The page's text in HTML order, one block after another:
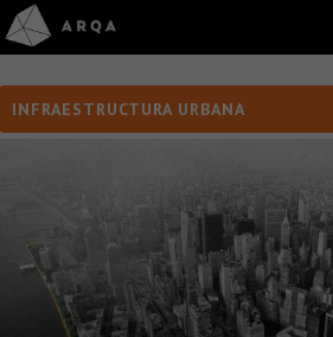
INFRAESTRUCTURA URBANA